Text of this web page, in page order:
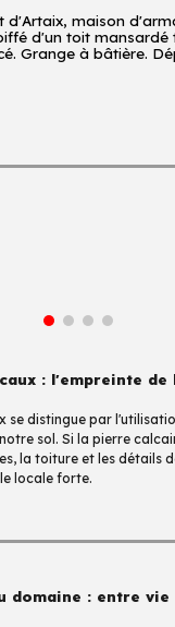
d'Artaix, maison
d'un toit mansardé
Grange à bâtière.
: l'empreinte de
se distingue par
sol. Si la pierre
la toiture et les détails
locale forte.
domaine : entre vie